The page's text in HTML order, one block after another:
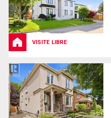
VISITE LIBRE